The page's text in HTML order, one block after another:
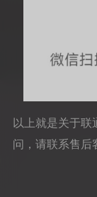
以上就是关于
问，请联系售后